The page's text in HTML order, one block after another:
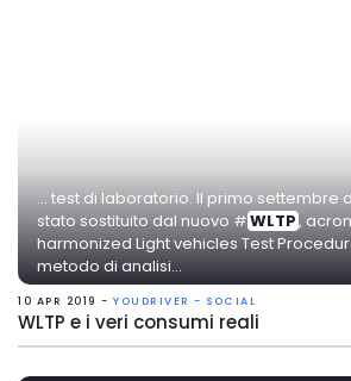
... test di laboratorio. Il primo settembre
stato sostituito dal nuovo #WLTP,
harmonized Light vehicles Test
metodo di analisi...
10 APR 2019 - YOUDRIVER - SOCIAL
WLTP e i veri consumi reali